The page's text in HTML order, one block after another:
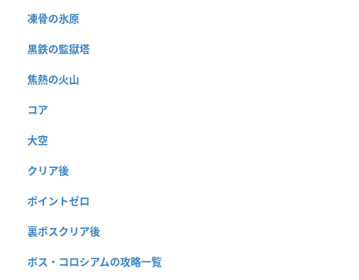
凍骨の氷原
黒鉄の監獄塔
焦熱の火山
コア
大空
クリア後
ポイントゼロ
裏ボスクリア後
ボス・コロシアムの攻略一覧